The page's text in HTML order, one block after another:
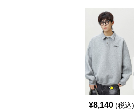
¥8,140 (税込)